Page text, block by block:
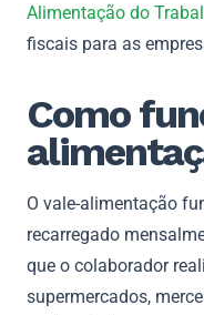
Alimentação do
fiscais para as
Como
O vale-alimentação
recarregado
que o colaborador
supermercados,